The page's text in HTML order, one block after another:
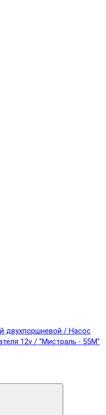
двухпоршневой / Насос
12v / "Мистраль - 55М"